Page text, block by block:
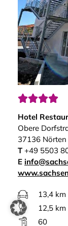

Hotel
Obere
37136
T+49 5503
E
13,4
12,5 km
60